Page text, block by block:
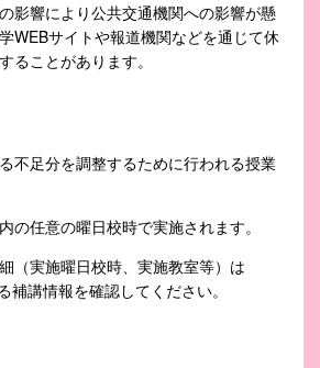
影響により公共交通機関への影響が懸
WEBサイトや報道機関などを通じて休
ることがあります。
不足分を調整するために行われる授業
の任意の曜日校時で実施されます。
（実施曜日校時、実施教室等）は
補講情報を確認してください。